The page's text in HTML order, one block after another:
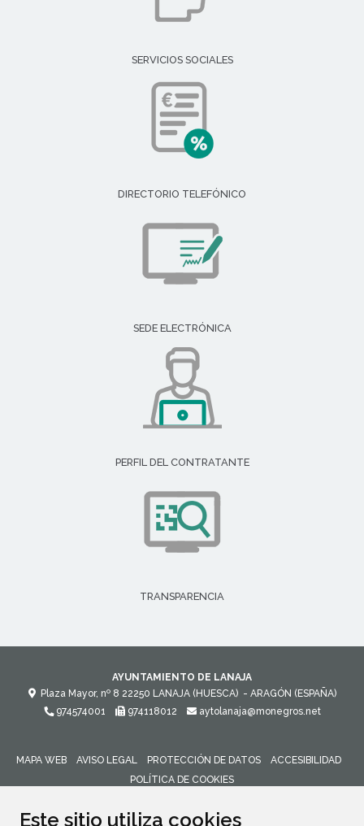
Este sitio utiliza cookies
SERVICIOS SOCIALES
DIRECTORIO TELEFÓNICO
SEDE ELECTRÓNICA
PERFIL DEL CONTRATANTE
TRANSPARENCIA
AYUNTAMIENTO DE LANAJA
Plaza Mayor, nº 8 22250 LANAJA (HUESCA) - ARAGÓN (ESPAÑA)
974574001
974118012 aytolanaja@monegros.net
MAPA WEB AVISO LEGAL PROTECCIÓN DE DATOS
ACCESIBILIDAD
POLÍTICA DE COOKIES